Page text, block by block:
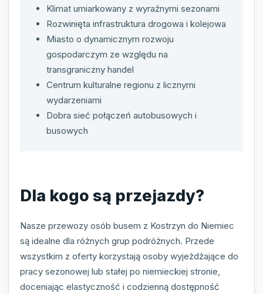
Klimat umiarkowany z wyraźnymi sezonami
Rozwinięta infrastruktura drogowa i kolejowa
Miasto o dynamicznym rozwoju
gospodarczym ze względu na
transgraniczny handel
Centrum kulturalne regionu z licznymi
wydarzeniami
Dobra sieć połączeń autobusowych i
busowych
Dla kogo są przejazdy?
Nasze przewozy osób busem z Kostrzyn do Niemiec
są idealne dla różnych grup podróżnych. Przede
wszystkim z oferty korzystają osoby wyjeżdżające do
pracy sezonowej lub stałej po niemieckiej stronie,
doceniając elastyczność i codzienną dostępność